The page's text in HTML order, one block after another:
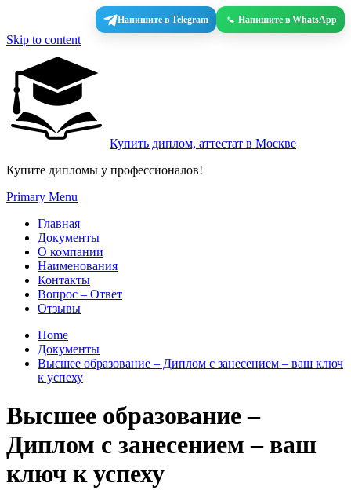
Напишите в Telegram Напишите в WhatsApp
Skip to content
Купить диплом, аттестат в Москве
Купите дипломы у профессионалов!
Primary Menu
Главная
Документы
О компании
Наименования
Контакты
Вопрос – Ответ
Отзывы
Home
Документы
Высшее образование – Диплом с занесением – ваш ключ
к успеху
Высшее образование –
Диплом с занесением – ваш
ключ к успеху